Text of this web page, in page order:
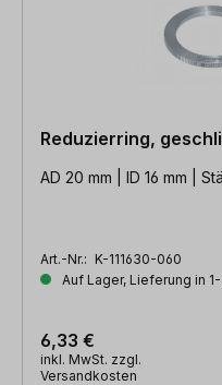
Reduzierring,
AD 20 mm | ID 16 mm |
Art.-Nr.: K-111630-060
Auf Lager, Lieferung in
6,33 €
inkl. MwSt. zzgl.
Versandkosten